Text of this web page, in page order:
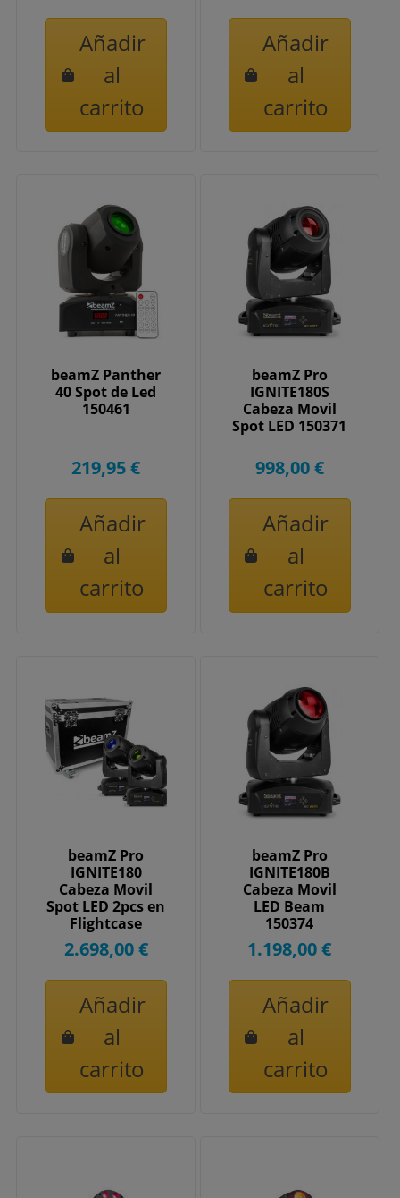
Añadir
al
carrito
Añadir
al
carrito
beamZ Panther
40 Spot de Led
150461
219,95 €
Añadir
al
carrito
beamZ Pro
IGNITE180S
Cabeza Movil
Spot LED 150371
998,00 €
Añadir
al
carrito
beamZ Pro
IGNITE180
Cabeza Movil
Spot LED 2pcs en
Flightcase
150370
2.698,00 €
Añadir
al
carrito
beamZ Pro
IGNITE180B
Cabeza Movil
LED Beam
150374
1.198,00 €
Añadir
al
carrito